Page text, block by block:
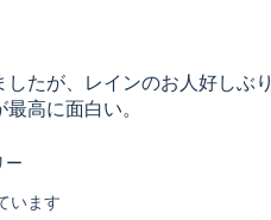
たが、レインのお人好しぶり
高に面白い。